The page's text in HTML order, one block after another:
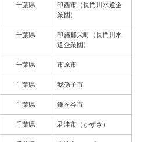
千葉県
印西市（長門川水道企
業団）
千葉県
印旛郡栄町（長門川水
道企業団）
千葉県 市原市
千葉県 我孫子市
千葉県 鎌ヶ谷市
千葉県 君津市（かずさ）